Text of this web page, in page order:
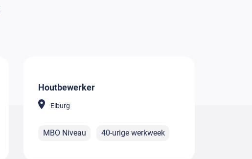
Houtbewerker
Elburg
MBO Niveau 40-urige werkweek